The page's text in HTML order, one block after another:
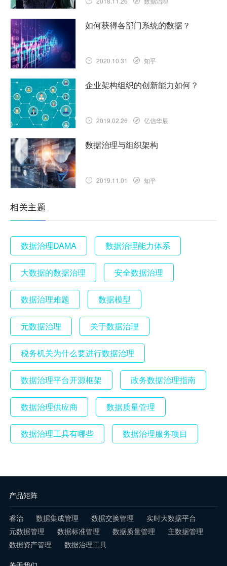
如何获得各部门系统的数据？
2020.10.31 知乎
企业架构组织的创新能力如何？
2019.02.26 亿信华辰
数据治理与组织架构
2019.11.01 知乎
相关主题
数据治理DAMA 数据治理能力体系
大数据的数据治理 安全数据治理
数据治理难题 数据模型
元数据治理 关于数据治理
税务机关为什么要进行数据治理
数据治理平台开源框架 政务数据治理指南
数据治理供应商 数据质量管理
数据治理工具有哪些 数据治理服务项目
产品矩阵
睿治 数据集成管理 数据交换管理
实时大数据平台
元数据管理
数据标准管理 数据质量管理
主数据管理
数据资产管理
数据治理工具